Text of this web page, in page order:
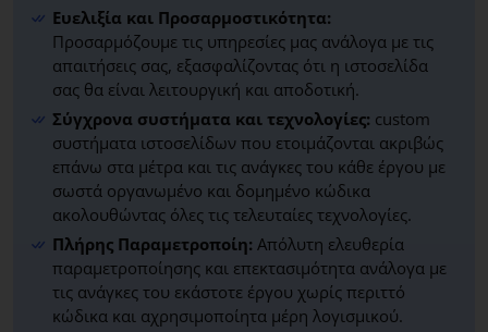
Ευελιξία και Προσαρμοστικότητα:
Προσαρμόζουμε τις υπηρεσίες μας ανάλογα με τις
απαιτήσεις σας, εξασφαλίζοντας ότι η ιστοσελίδα
σας θα είναι λειτουργική και αποδοτική.
Σύγχρονα συστήματα και τεχνολογίες: custom
συστήματα ιστοσελίδων που ετοιμάζονται ακριβώς
επάνω στα μέτρα και τις ανάγκες του κάθε έργου με
σωστά οργανωμένο και δομημένο κώδικα
ακολουθώντας όλες τις τελευταίες τεχνολογίες.
Πλήρης Παραμετροποίη: Απόλυτη ελευθερία
παραμετροποίησης και επεκτασιμότητα ανάλογα με
τις ανάγκες του εκάστοτε έργου χωρίς περιττό
κώδικα και αχρησιμοποίητα μέρη λογισμικού.